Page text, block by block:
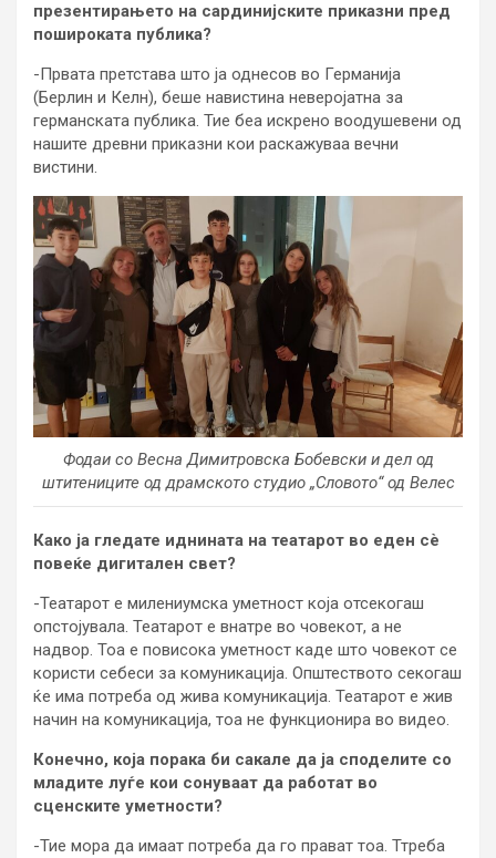
презентирањето на сардинијските приказни пред
пошироката публика?
-Првата претстава што ја однесов во Германија
(Берлин и Келн), беше навистина неверојатна за
германската публика. Тие беа искрено воодушевени од
нашите древни приказни кои раскажуваа вечни
вистини.
Фодаи со Весна Димитровска Бобевски и дел од
штитениците од драмското студио „Словото“ од Велес
Како ја гледате иднината на театарот во еден сè
повеќе дигитален свет?
-Театарот е милениумска уметност која отсекогаш
опстојувала. Театарот е внатре во човекот, а не
надвор. Тоа е повисока уметност каде што човекот се
користи себеси за комуникација. Општеството секогаш
ќе има потреба од жива комуникација. Театарот е жив
начин на комуникација, тоа не функционира во видео.
Конечно, која порака би сакале да ја споделите со
младите луѓе кои сонуваат да работат во
сценските уметности?
-Тие мора да имаат потреба да го прават тоа. Ттреба